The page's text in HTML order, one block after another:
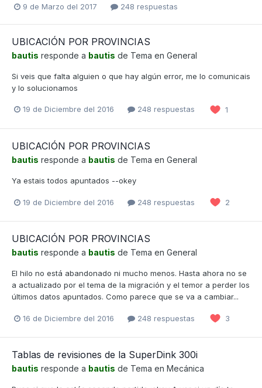
9 de Marzo del 2017 248 respuestas
UBICACIÓN POR PROVINCIAS
bautis responde a bautis de Tema en General
Si veis que falta alguien o que hay algún error, me lo comunicais
y lo solucionamos
19 de Diciembre del 2016 248 respuestas 1
UBICACIÓN POR PROVINCIAS
bautis responde a bautis de Tema en General
Ya estais todos apuntados --okey
19 de Diciembre del 2016 248 respuestas 2
UBICACIÓN POR PROVINCIAS
bautis responde a bautis de Tema en General
El hilo no está abandonado ni mucho menos. Hasta ahora no se
a actualizado por el tema de la migración y el temor a perder los
últimos datos apuntados. Como parece que se va a cambiar...
16 de Diciembre del 2016 248 respuestas 3
Tablas de revisiones de la SuperDink 300i
bautis responde a bautis de Tema en Mecánica